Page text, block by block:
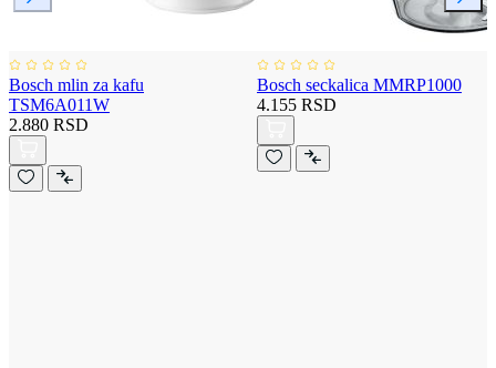
Bosch mlin za kafu
TSM6A011W
2.880 RSD
Bosch seckalica MMRP1000
4.155 RSD